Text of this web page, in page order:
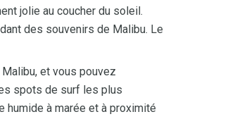
jolie au coucher du soleil.
des souvenirs de Malibu. Le
et vous pouvez
spots de surf les plus
à marée et à proximité